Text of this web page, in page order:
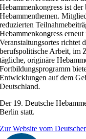
Hebammenkongress ist
Hebammenthemen.
reduzierten
Hebammenkongress
Veranstaltungsortes richtet
berufspolitische Arbeit, im
tägliche, originäre
Fortbildungsprogramm
Entwicklungen auf dem
Deutschland.
Der 19. Deutsche
Berlin statt.
Zur Website vom